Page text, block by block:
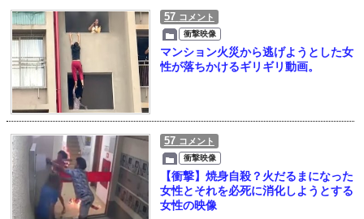
57 コメント
衝撃映像
マンション火災から逃げようとした女
性が落ちかけるギリギリ動画。
57 コメント
衝撃映像
【衝撃】焼身自殺？火だるまになった
女性とそれを必死に消化しようとする
女性の映像